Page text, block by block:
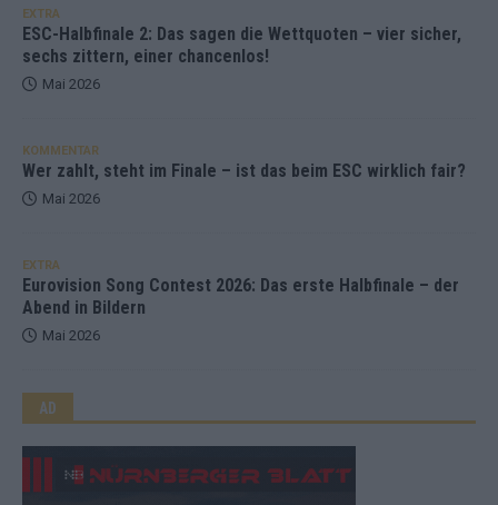
EXTRA
ESC-Halbfinale 2: Das sagen die Wettquoten – vier sicher,
sechs zittern, einer chancenlos!
Mai 2026
KOMMENTAR
Wer zahlt, steht im Finale – ist das beim ESC wirklich fair?
Mai 2026
EXTRA
Eurovision Song Contest 2026: Das erste Halbfinale – der
Abend in Bildern
Mai 2026
AD